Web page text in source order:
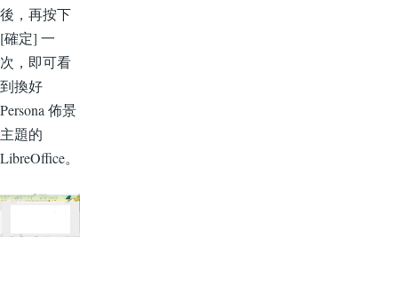
後，再按下
[確定] 一
次，即可看
到換好
Persona 佈景
主題的
LibreOffice。